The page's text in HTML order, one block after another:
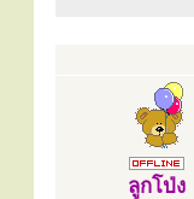
ลูกโป่ง